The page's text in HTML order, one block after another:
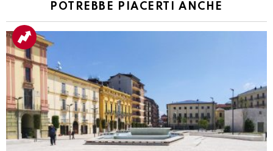
POTREBBE PIACERTI ANCHE